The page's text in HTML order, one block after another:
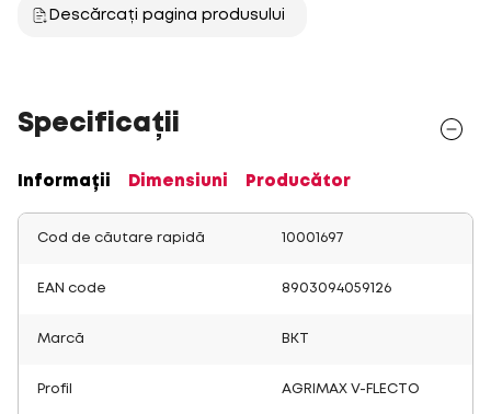
Descărcați pagina produsului
Specificații
Informații Dimensiuni Producător
Cod de căutare rapidă 10001697
EAN code 8903094059126
Marcă BKT
Profil AGRIMAX V-FLECTO